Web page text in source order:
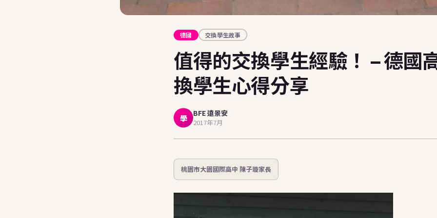
德國 交換學生故事
值得的交換學生經驗！ – 德國
換學生心得分享
學 BFE 遠景安
2017年7月
桃園市大園國際高中 陳子璇家長